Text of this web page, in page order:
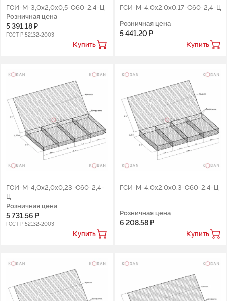
ГCИ-М-3,0х2,0х0,5-С60-2,4-Ц
Розничная цена
5 391.18 ₽
ГОСТ Р 52132-2003
Купить
ГCИ-М-4,0х2,0х0,17-С60-2,4-Ц
Розничная цена
5 441.20 ₽
Купить
ГCИ-М-4,0х2,0х0,23-С60-2,4-
Ц
Розничная цена
5 731.56 ₽
ГОСТ Р 52132-2003
Купить
ГCИ-М-4,0х2,0х0,3-С60-2,4-Ц
Розничная цена
6 208.58 ₽
Купить